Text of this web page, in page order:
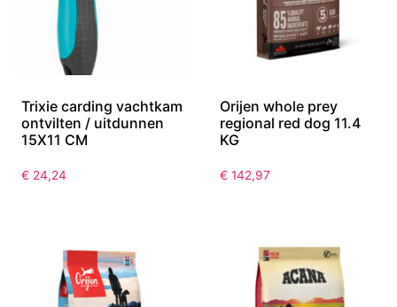
Trixie carding vachtkam
ontvilten / uitdunnen
15X11 CM
€ 24,24
Orijen whole prey
regional red dog 11.4
KG
€ 142,97